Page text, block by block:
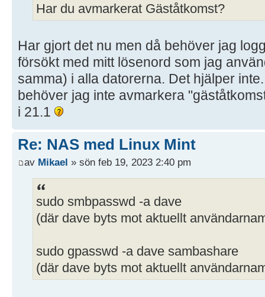
Har du avmarkerat Gäståtkomst?
Har gjort det nu men då behöver jag
försökt med mitt lösenord som jag
samma) i alla datorerna. Det hjälper
behöver jag inte avmarkera
i 21.1
Re: NAS med Linux Mint
av Mikael » sön feb 19, 2023 2:40 pm
sudo smbpasswd -a dave
(där dave byts mot aktuellt
sudo gpasswd -a dave sambashare
(där dave byts mot aktuellt